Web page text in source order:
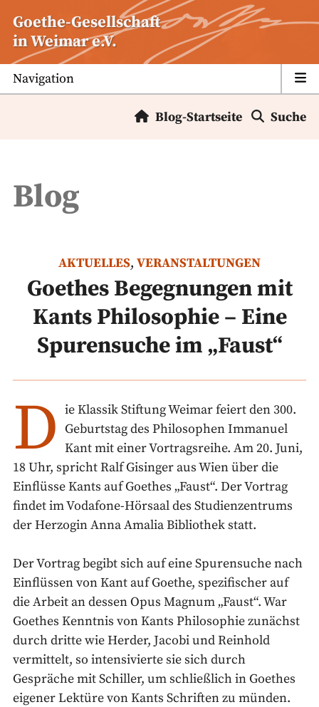
Inhalt
springen
Goethe-Gesellschaft
in Weimar e.V.
Navigation
Blog-Startseite Suche
Blog
AKTUELLES, VERANSTALTUNGEN
Goethes Begegnungen mit
Kants Philosophie – Eine
Spurensuche im „Faust“
D ie Klassik Stiftung Weimar feiert den 300.
Geburtstag des Philosophen Immanuel
Kant mit einer Vortragsreihe. Am 20. Juni,
18 Uhr, spricht Ralf Gisinger aus Wien über die
Einflüsse Kants auf Goethes „Faust“. Der Vortrag
findet im Vodafone-Hörsaal des Studienzentrums
der Herzogin Anna Amalia Bibliothek statt.
Der Vortrag begibt sich auf eine Spurensuche nach
Einflüssen von Kant auf Goethe, spezifischer auf
die Arbeit an dessen Opus Magnum „Faust“. War
Goethes Kenntnis von Kants Philosophie zunächst
durch dritte wie Herder, Jacobi und Reinhold
vermittelt, so intensivierte sie sich durch
Gespräche mit Schiller, um schließlich in Goethes
eigener Lektüre von Kants Schriften zu münden.